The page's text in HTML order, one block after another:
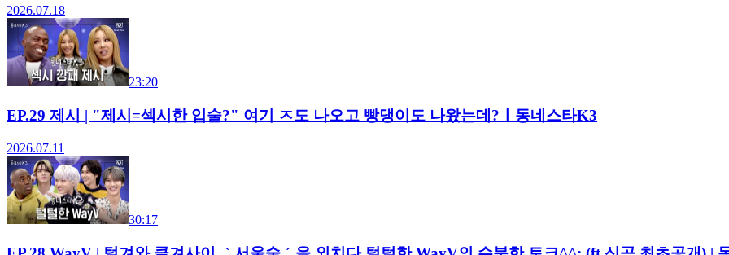
2026.07.18
23:20
EP.29 제시 | "제시=섹시한 입술?" 여기 ㅈ도 나오고 빵댕이도 나왔는데?ㅣ동네스타K3
2026.07.11
30:17